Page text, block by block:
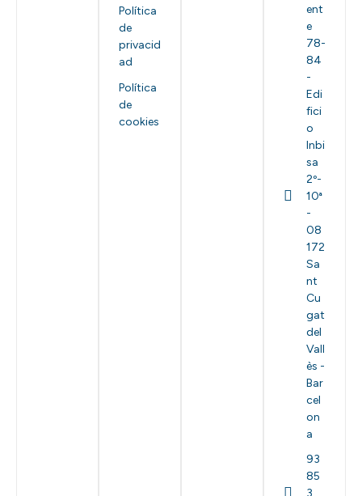
Política
de
privacid
ad
Política
de
cookies
ent
e
78-
84
-
Edi
fici
o
Inbi
sa
2º-
10ª
-
08
172
Sa
nt
Cu
gat
del
Vall
ès -
Bar
cel
on
a
93
85
3